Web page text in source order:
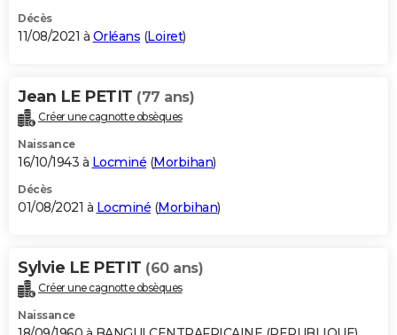
Décès
11/08/2021 à Orléans (Loiret)
Jean LE PETIT (77 ans)
Créer une cagnotte obsèques
Naissance
16/10/1943 à Locminé (Morbihan)
Décès
01/08/2021 à Locminé (Morbihan)
Sylvie LE PETIT (60 ans)
Créer une cagnotte obsèques
Naissance